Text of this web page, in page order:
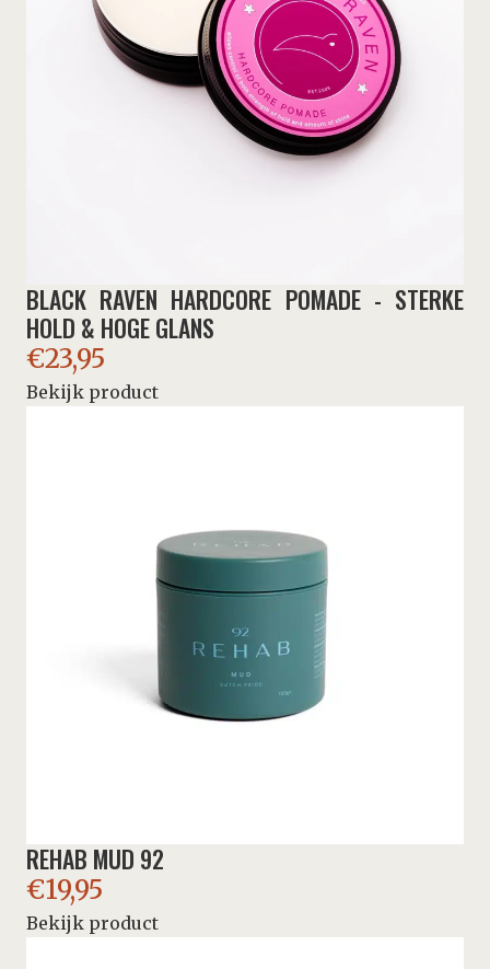
BLACK RAVEN HARDCORE POMADE - STERKE
HOLD & HOGE GLANS
€23,95
Bekijk product
REHAB MUD 92
€19,95
Bekijk product